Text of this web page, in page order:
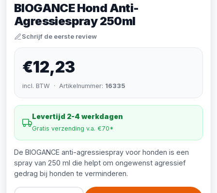
BIOGANCE Hond Anti-
Agressiespray 250ml
Schrijf de eerste review
€12,23
incl. BTW · Artikelnummer: 16335
Levertijd 2-4 werkdagen
Gratis verzending v.a. €70*
De BIOGANCE anti-agressiespray voor honden is een
spray van 250 ml die helpt om ongewenst agressief
gedrag bij honden te verminderen.